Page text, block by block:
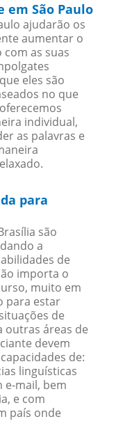
em São Paulo
ajudarão os
aumentar o
com as suas
eles são
no que
individual,
as palavras e
para
são
a
de
importa o
muito em
para estar
de
outras áreas de
devem
de:
linguísticas
e-mail, bem
e com
país onde